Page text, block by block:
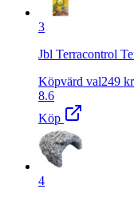
3
Jbl Terracontrol
Köpvärd val249 kr
8.6
Köp
4